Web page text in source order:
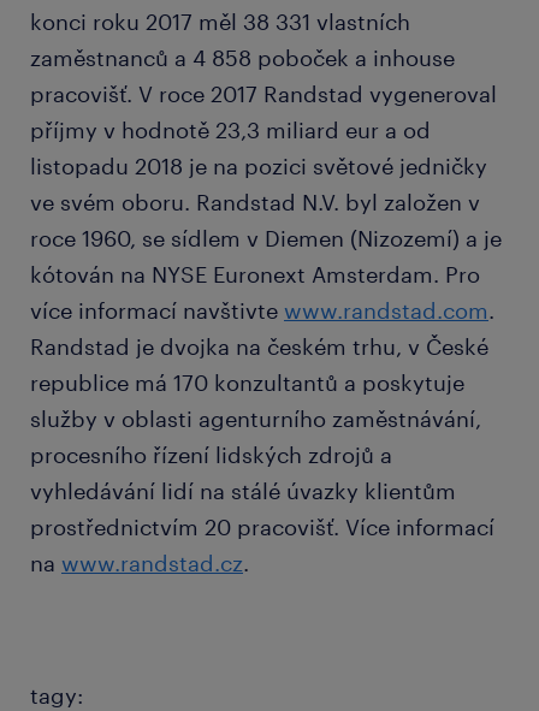
konci roku 2017 měl 38 331 vlastních
zaměstnanců a 4 858 poboček a inhouse
pracovišť. V roce 2017 Randstad vygeneroval
příjmy v hodnotě 23,3 miliard eur a od
listopadu 2018 je na pozici světové jedničky
ve svém oboru. Randstad N.V. byl založen v
roce 1960, se sídlem v Diemen (Nizozemí) a je
kótován na NYSE Euronext Amsterdam. Pro
více informací navštivte www.randstad.com.
Randstad je dvojka na českém trhu, v České
republice má 170 konzultantů a poskytuje
služby v oblasti agenturního zaměstnávání,
procesního řízení lidských zdrojů a
vyhledávání lidí na stálé úvazky klientům
prostřednictvím 20 pracovišť. Více informací
na www.randstad.cz.
tagy: